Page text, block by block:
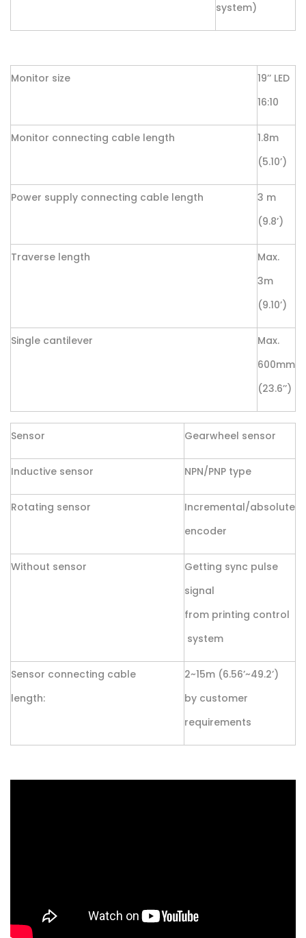
system)
Monitor size
19’’ LED
16:10
Monitor connecting cable length
1.8m
(5.10’)
Power supply connecting cable length
3 m
(9.8’)
Traverse length
Max.
3m
(9.10’)
Single cantilever
Max.
600mm
(23.6’’)
Sensor Gearwheel sensor
Inductive sensor NPN/PNP type
Rotating sensor
Incremental/absolute
encoder
Without sensor
Getting sync pulse
signal
from printing control
system
Sensor connecting cable
length:
2~15m (6.56’~49.2’)
by customer
requirements